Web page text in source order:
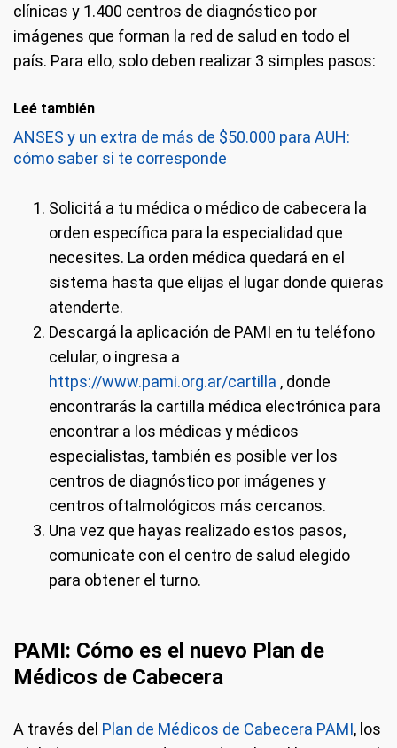
clínicas y 1.400 centros de diagnóstico por
imágenes que forman la red de salud en todo el
país. Para ello, solo deben realizar 3 simples pasos:
Leé también
ANSES y un extra de más de $50.000 para AUH:
cómo saber si te corresponde
Solicitá a tu médica o médico de cabecera la
orden específica para la especialidad que
necesites. La orden médica quedará en el
sistema hasta que elijas el lugar donde quieras
atenderte.
Descargá la aplicación de PAMI en tu teléfono
celular, o ingresa a
https://www.pami.org.ar/cartilla , donde
encontrarás la cartilla médica electrónica para
encontrar a los médicas y médicos
especialistas, también es posible ver los
centros de diagnóstico por imágenes y
centros oftalmológicos más cercanos.
Una vez que hayas realizado estos pasos,
comunicate con el centro de salud elegido
para obtener el turno.
PAMI: Cómo es el nuevo Plan de
Médicos de Cabecera
A través del Plan de Médicos de Cabecera PAMI, los